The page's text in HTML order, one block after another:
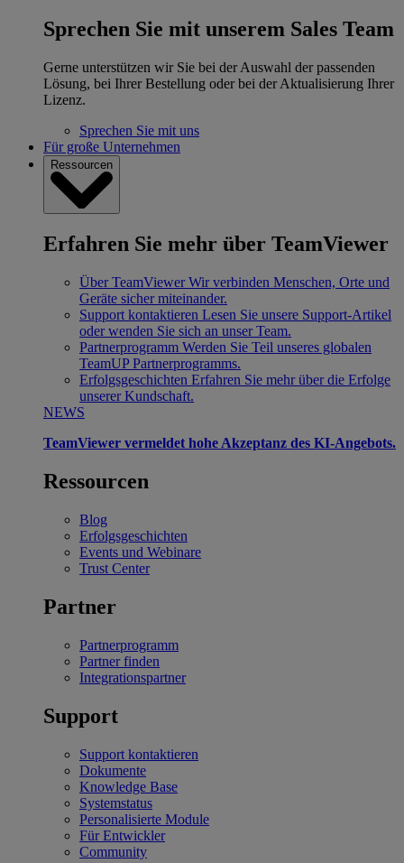
Sprechen Sie mit unserem Sales Team
Gerne unterstützen wir Sie bei der Auswahl der passenden
Lösung, bei Ihrer Bestellung oder bei der Aktualisierung Ihrer
Lizenz.
Sprechen Sie mit uns
Für große Unternehmen
Ressourcen
Erfahren Sie mehr über TeamViewer
Über TeamViewer Wir verbinden Menschen, Orte und
Geräte sicher miteinander.
Support kontaktieren Lesen Sie unsere Support-Artikel
oder wenden Sie sich an unser Team.
Partnerprogramm Werden Sie Teil unseres globalen
TeamUP Partnerprogramms.
Erfolgsgeschichten Erfahren Sie mehr über die Erfolge
unserer Kundschaft.
NEWS
TeamViewer vermeldet hohe Akzeptanz des KI-Angebots.
Ressourcen
Blog
Erfolgsgeschichten
Events und Webinare
Trust Center
Partner
Partnerprogramm
Partner finden
Integrationspartner
Support
Support kontaktieren
Dokumente
Knowledge Base
Systemstatus
Personalisierte Module
Für Entwickler
Community